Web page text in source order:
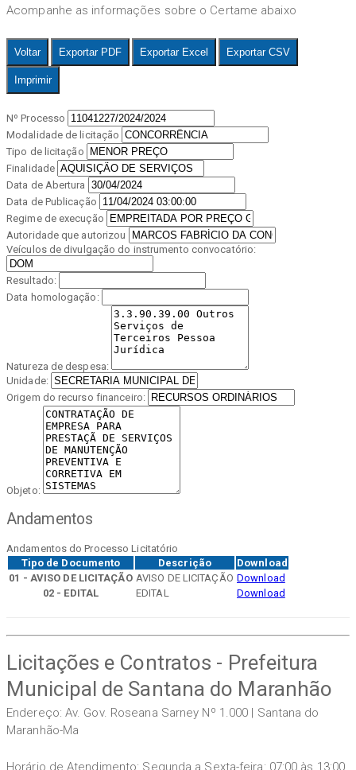
Acompanhe as informações sobre o Certame abaixo
Voltar Exportar PDF Exportar Excel Exportar CSV
Imprimir
Nº Processo
Modalidade de licitação
Tipo de licitação
Finalidade
Data de Abertura
Data de Publicação
Regime de execução
Autoridade que autorizou
Veículos de divulgação do instrumento convocatório:
Resultado:
Data homologação:
Natureza de despesa:
Unidade:
Origem do recurso financeiro:
Objeto:
Andamentos
Andamentos do Processo Licitatório
Tipo de Documento
Descrição
Download
01 - AVISO DE LICITAÇÃO AVISO DE LICITAÇÃO Download
02 - EDITAL
EDITAL Download
Licitações e Contratos - Prefeitura
Municipal de Santana do Maranhão
Endereço: Av. Gov. Roseana Sarney Nº 1.000 | Santana do
Maranhão-Ma